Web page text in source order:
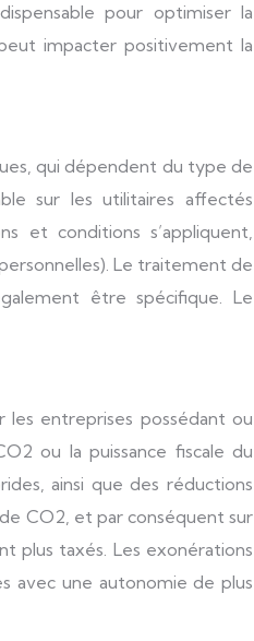
pour optimiser la
impacter positivement la
qui dépendent du type de
sur les utilitaires affectés
et conditions s’appliquent,
Le traitement de
être spécifique. Le
les entreprises possédant ou
ou la puissance fiscale du
ainsi que des réductions
CO2, et par conséquent sur
plus taxés. Les exonérations
avec une autonomie de plus